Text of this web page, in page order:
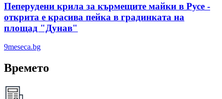
Пеперудени крила за кърмещите майки в Русе -
открита е красива пейка в градинката на
площад "Дунав"
9meseca.bg
Времето